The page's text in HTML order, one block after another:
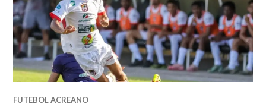
FUTEBOL ACREANO